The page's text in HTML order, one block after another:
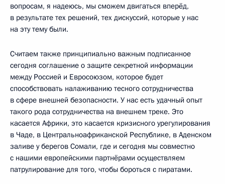
вопросам, я надеюсь, мы сможем двигаться вперёд,
в результате тех решений, тех дискуссий, которые у нас
на эту тему были.
Считаем также принципиально важным подписанное
сегодня соглашение о защите секретной информации
между Россией и Евросоюзом, которое будет
способствовать налаживанию тесного сотрудничества
в сфере внешней безопасности. У нас есть удачный опыт
такого рода сотрудничества на внешнем треке. Это
касается Африки, это касается кризисного урегулирования
в Чаде, в Центральноафриканской Республике, в Аденском
заливе у берегов Сомали, где и сегодня мы совместно
с нашими европейскими партнёрами осуществляем
патрулирование для того, чтобы бороться с пиратами.